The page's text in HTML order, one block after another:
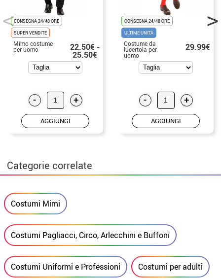
CONSEGNA 24/48 ORE
SUPER VENDITE
Mimo costume
per uomo 22.50€ -
25.50€
- +
AGGIUNGI
CONSEGNA 24/48 ORE
ULTIME UNITÀ
Costume da
lucertola per
uomo
29.99€
- +
AGGIUNGI
Categorie correlate
Costumi Mimi
Costumi Pagliacci, Circo, Arlecchini e Buffoni
Costumi Uniformi e Professioni Costumi per adulti